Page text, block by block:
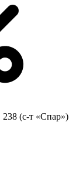
(с-т «Спар»)